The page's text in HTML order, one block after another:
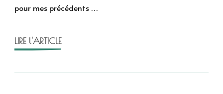
pour mes précédents …
LIRE l'ARTICLE